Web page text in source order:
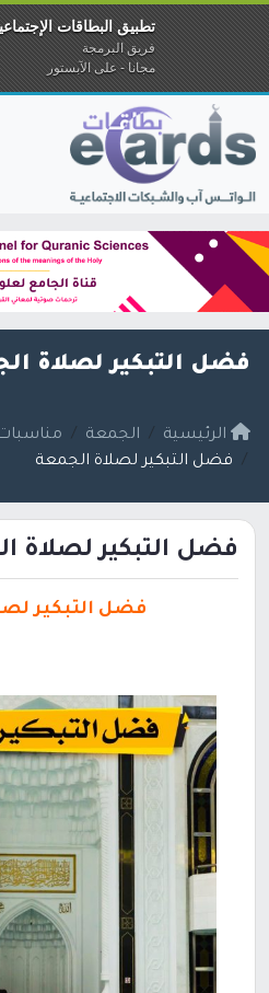
فضل التبكير لصلاة
الرئيسية الجمعة
فضل التبكير لصلاة الجمعة
فضل التبكير لصلاة
فضل التبكير
تطبيق البطاقات
فريق البرمجة
مجانا - على الآبستور